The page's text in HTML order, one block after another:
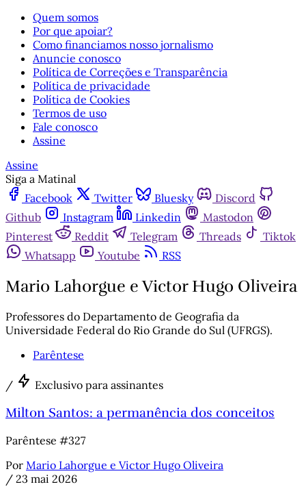
Quem somos
Por que apoiar?
Como financiamos nosso jornalismo
Anuncie conosco
Política de Correções e Transparência
Política de privacidade
Política de Cookies
Termos de uso
Fale conosco
Assine
Assine
Siga a Matinal
Facebook
Twitter Bluesky
Discord
Github
Instagram Linkedin
Mastodon
Pinterest
Reddit Telegram Threads
Tiktok
Whatsapp
Youtube RSS
Mario Lahorgue e Victor Hugo Oliveira
Professores do Departamento de Geografia da
Universidade Federal do Rio Grande do Sul (UFRGS).
Parêntese
/ Exclusivo para assinantes
Milton Santos: a permanência dos conceitos
Parêntese #327
Por Mario Lahorgue e Victor Hugo Oliveira
/ 23 mai 2026